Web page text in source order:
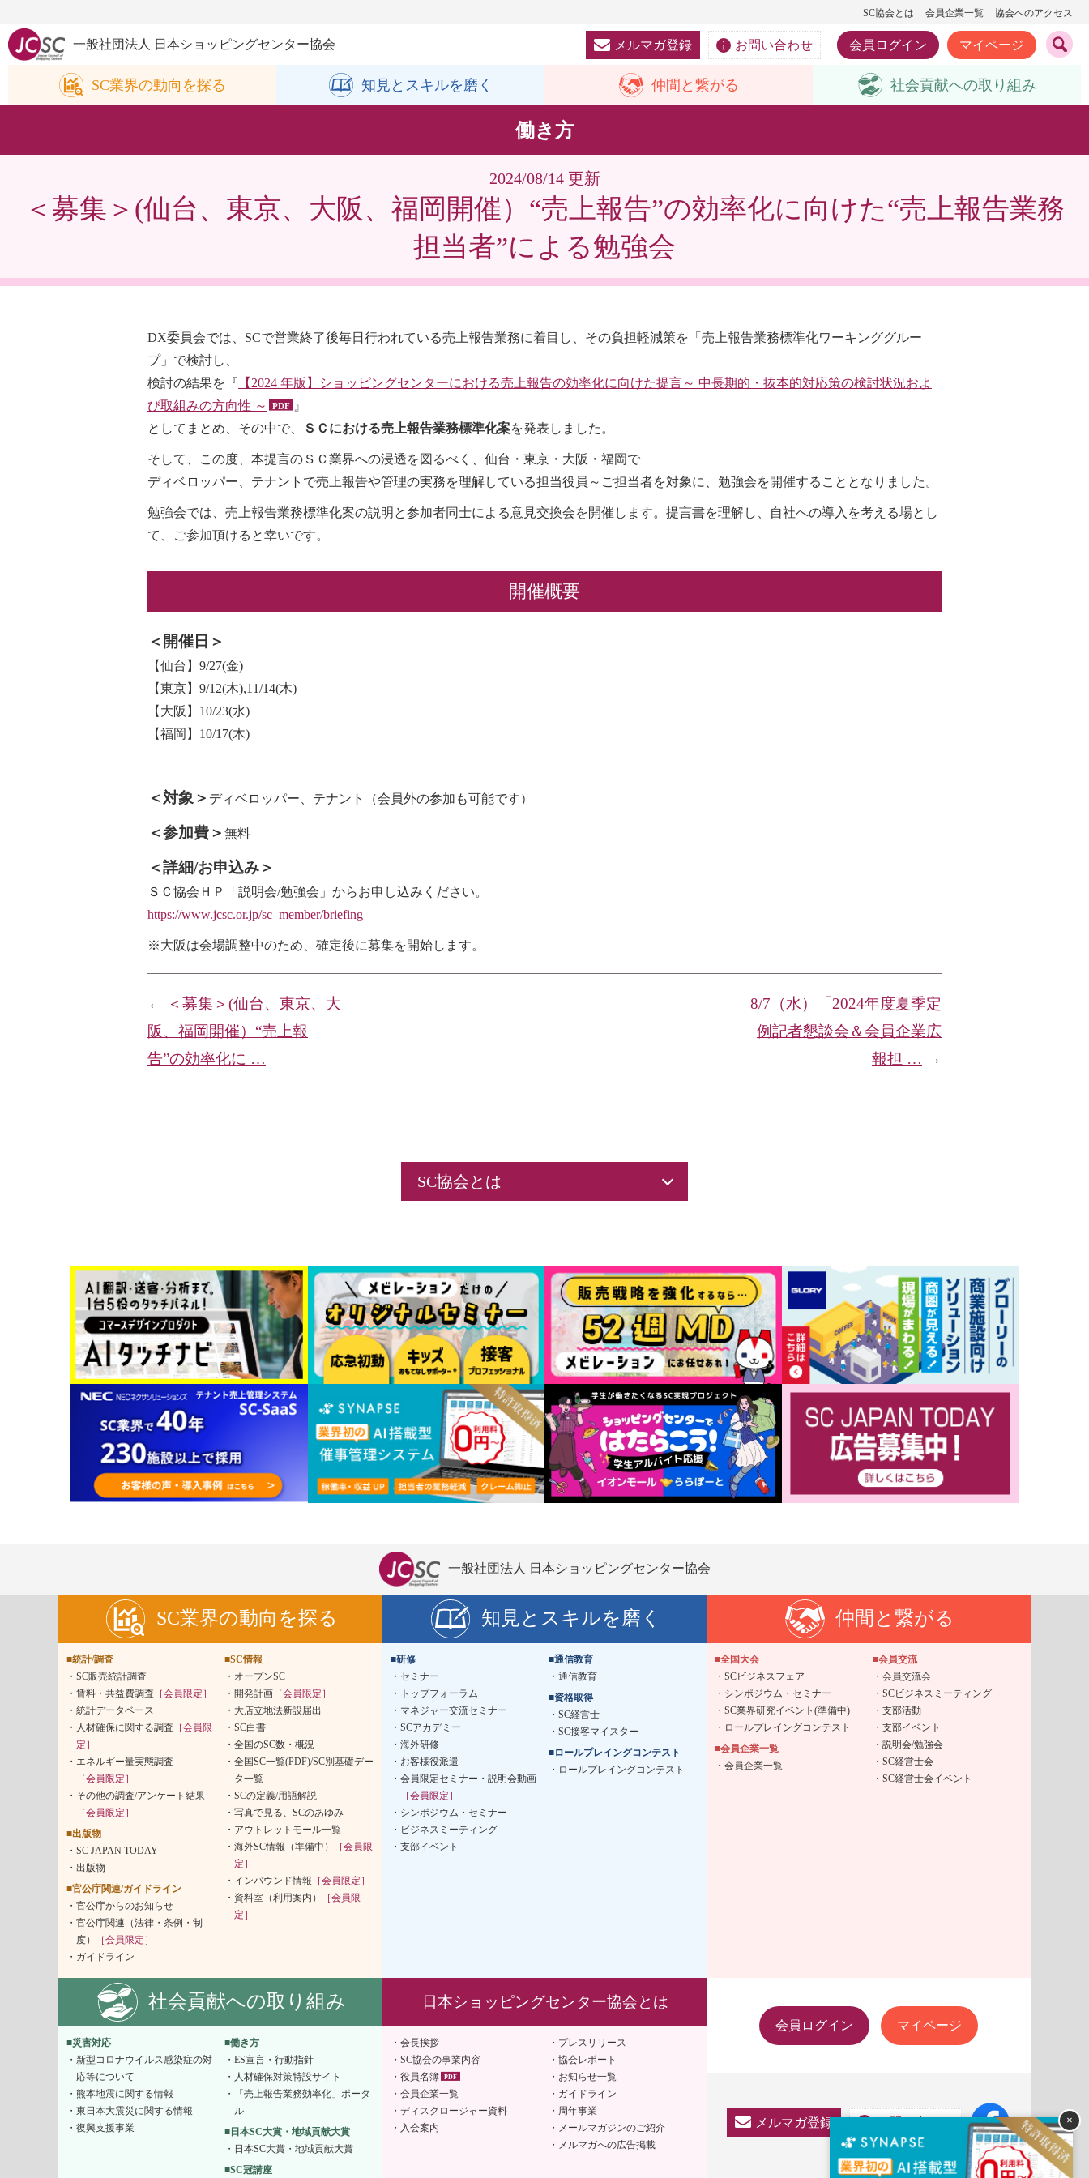
SC協会とは 会員企業一覧 協会へのアクセス
一般社団法人 日本ショッピングセンター協会 メルマガ登録 お問い合わせ 会員ログイン マイページ
SC業界の動向を探る 知見と スキルを磨く 仲間と 繋がる 社会貢献への取り組み
働き方
2024/08/14 更新
＜募集＞(仙台、東京、大阪、福岡開催）“売上報告”の効率化に向けた“売上報告業務
担当者”による勉強会
DX委員会では、SCで営業終了後毎日行われている売上報告業務に着目し、その負担軽減策を「売上報告業務標準化ワーキンググルー
プ」で検討し、
検討の結果を『 【2024 年版】ショッピングセンターにおける売上報告の効率化に向けた提言～ 中長期的・抜本的対応策の検討状況およ
び取組みの方向性 ～
』
としてまとめ、その中で、
ＳＣにおける売上報告業務標準化案を発表しました。
そして、この度、本提言のＳＣ業界への浸透を図るべく、仙台・東京・大阪・福岡で
ディベロッパー、テナントで売上報告や管理の実務を理解している担当役員～ご担当者を対象に、勉強会を開催することとなりました。
勉強会では、売上報告業務標準化案の説明と参加者同士による意見交換会を開催します。提言書を理解し、自社への導入を考える場とし
て、ご参加頂けると幸いです。
開催概要
＜開催日＞
【仙台】9/27(金)
【東京】9/12(木),11/14(木)
【大阪】10/23(水)
【福岡】10/17(木)
＜対象＞ ディベロッパー、テナント（会員外の参加も可能です）
＜参加費＞ 無料
＜詳細/お申込み＞
ＳＣ協会ＨＰ「説明会/勉強会」からお申し込みください。
https://www.jcsc.or.jp/sc_member/briefing
※大阪は会場調整中のため、確定後に募集を開始します。
8/7（水）「2024年度夏季定
例記者懇談会＆会員企業広
報担 … →
←
＜募集＞(仙台、東京、大
阪、福岡開催）“売上報
告”の効率化に …
SC協会とは
一般社団法人 日本ショッピングセンター協会
SC業界の動向を探る
■統計/調査
SC販売統計調査
賃料・共益費調査 ［会員限定］
統計データベース
人材確保に関する調査 ［会員限
定］
エネルギー量実態調査
［会員限定］
その他の調査/アンケート結果
［会員限定］
■出版物
SC JAPAN TODAY
出版物
■官公庁関連/ガイドライン
官公庁からのお知らせ
官公庁関連（法律・条例・制
度）
［会員限定］
ガイドライン
■SC情報
オープンSC
開発計画 ［会員限定］
大店立地法新設届出
SC白書
全国のSC数・概況
全国SC一覧(PDF)/SC別基礎デー
タ一覧
SCの定義/用語解説
写真で見る、SCのあゆみ
アウトレットモール一覧
海外SC情報（準備中）
［会員限
定］
インバウンド情報 ［会員限定］
資料室（利用案内）
［会員限
定］
知見とスキルを磨く
■研修
セミナー
トップフォーラム
マネジャー交流セミナー
SCアカデミー
海外研修
お客様役派遣
会員限定セミナー・説明会動画
［会員限定］
シンポジウム・セミナー
ビジネスミーティング
支部イベント
■通信教育
通信教育
■資格取得
SC経営士
SC接客マイスター
■ロールプレイングコンテスト
ロールプレイングコンテスト
仲間と繋がる
■全国大会
SCビジネスフェア
シンポジウム・セミナー
SC業界研究イベント(準備中)
ロールプレイングコンテスト
■会員企業一覧
会員企業一覧
■会員交流
会員交流会
SCビジネスミーティング
支部活動
支部イベント
説明会/勉強会
SC経営士会
SC経営士会イベント
社会貢献への取り組み
■災害対応
新型コロナウイルス感染症の対
応等について
熊本地震に関する情報
東日本大震災に関する情報
復興支援事業
■働き方
ES宣言・行動指針
人材確保対策特設サイト
「売上報告業務効率化」ポータ
ル
■日本SC大賞・地域貢献大賞
日本SC大賞・地域貢献大賞
■SC冠講座
日本ショッピングセンター協会とは
会長挨拶
SC協会の事業内容
役員名簿
会員企業一覧
ディスクロージャー資料
入会案内
プレスリリース
協会レポート
お知らせ一覧
ガイドライン
周年事業
メールマガジンのご紹介
メルマガへの広告掲載
会員ログイン マイページ
メルマガ登録 ×